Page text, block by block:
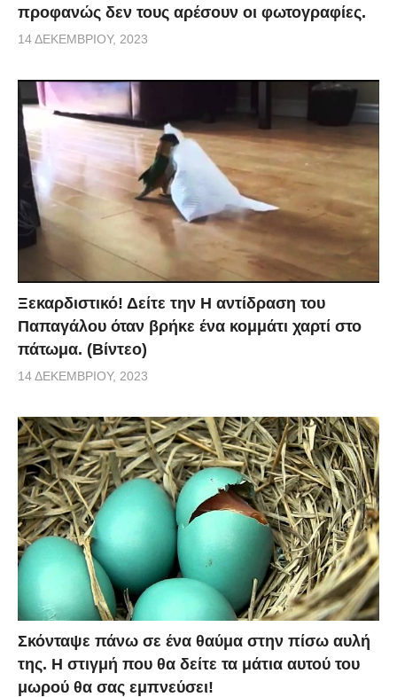
προφανώς δεν τους αρέσουν οι φωτογραφίες.
14 ΔΕΚΕΜΒΡΊΟΥ, 2023
Ξεκαρδιστικό! Δείτε την Η αντίδραση του
Παπαγάλου όταν βρήκε ένα κομμάτι χαρτί στο
πάτωμα. (Βίντεο)
14 ΔΕΚΕΜΒΡΊΟΥ, 2023
Σκόνταψε πάνω σε ένα θαύμα στην πίσω αυλή
της. Η στιγμή που θα δείτε τα μάτια αυτού του
μωρού θα σας εμπνεύσει!